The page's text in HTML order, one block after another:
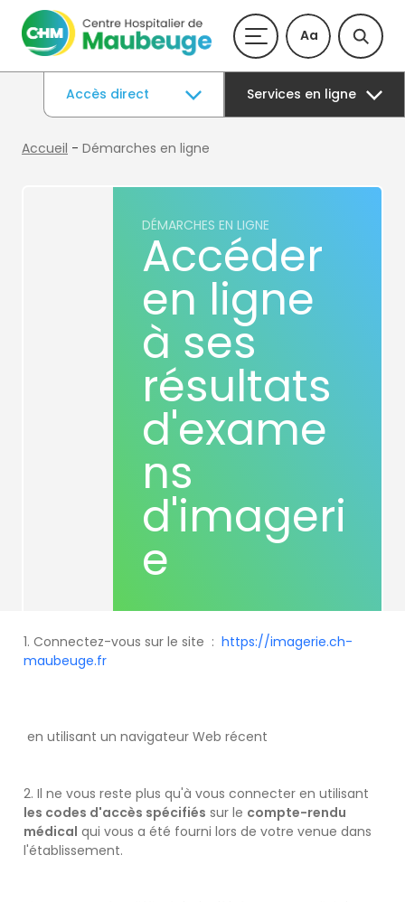
Aa
Accès direct Services en ligne
Accueil - Démarches en ligne
DÉMARCHES EN LIGNE
Accéder
en ligne
à ses
résultats
d'exame
ns
d'imageri
e
1. Connectez-vous sur le site : https://imagerie.ch-
maubeuge.fr
en utilisant un navigateur Web récent
2. Il ne vous reste plus qu'à vous connecter en utilisant
les codes d'accès spécifiés sur le compte-rendu
médical qui vous a été fourni lors de votre venue dans
l'établissement.